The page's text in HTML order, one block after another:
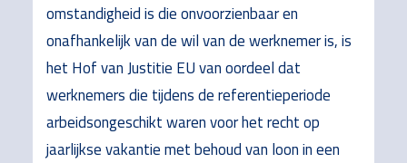
omstandigheid is die onvoorzienbaar en
onafhankelijk van de wil van de werknemer is, is
het Hof van Justitie EU van oordeel dat
werknemers die tijdens de referentieperiode
arbeidsongeschikt waren voor het recht op
jaarlijkse vakantie met behoud van loon in een